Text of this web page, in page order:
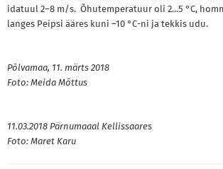
idatuul 2–8 m/s. Õhutemperatuur oli 2...5 °C,
langes Peipsi ääres kuni –10 °C-ni ja tekkis udu.
Põlvamaa, 11. märts 2018
Foto: Meida Mõttus
11.03.2018 Pärnumaaal Kellissaares
Foto: Maret Karu